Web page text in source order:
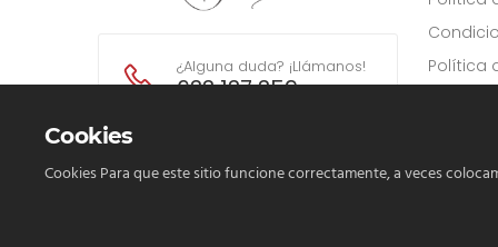
¿Alguna duda? ¡Llámanos!
633 137 359
Política
Cookie Box Settings
Cookies
Cookies Para que este sitio funcione correctamente, a veces